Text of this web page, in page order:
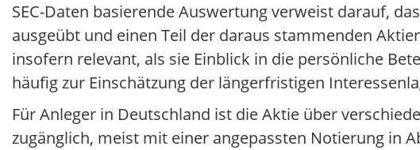
SEC-Daten basierende Auswertung verweist darauf,
ausgeübt und einen Teil der daraus stammenden
insofern relevant, als sie Einblick in die persönliche
häufig zur Einschätzung der längerfristigen
Für Anleger in Deutschland ist die Aktie über
zugänglich, meist mit einer angepassten Notierung in